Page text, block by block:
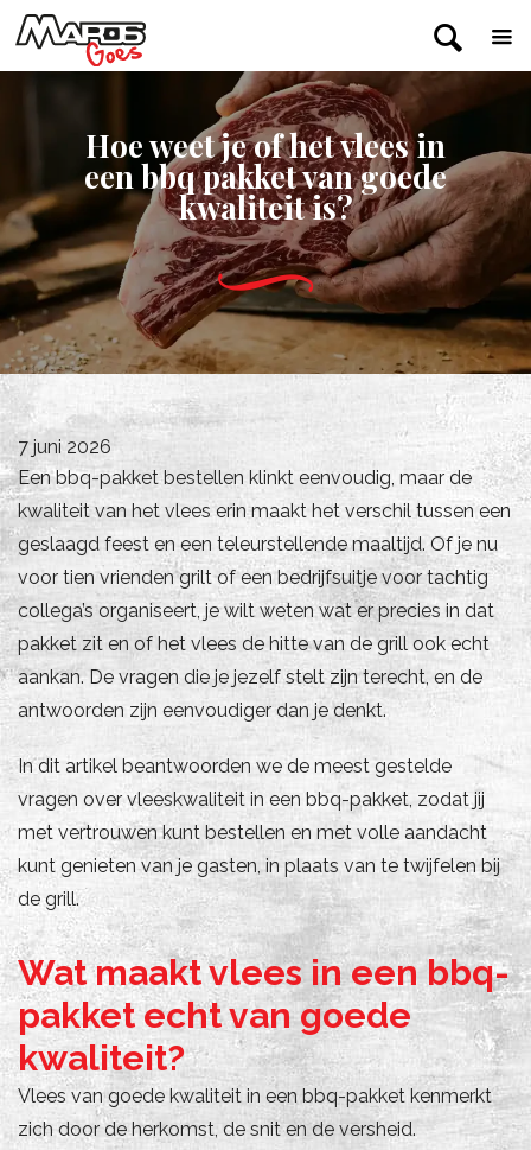
Hoe weet je of het vlees in
een bbq pakket van goede
kwaliteit is?
7 juni 2026
Een bbq-pakket bestellen klinkt eenvoudig, maar de
kwaliteit van het vlees erin maakt het verschil tussen een
geslaagd feest en een teleurstellende maaltijd. Of je nu
voor tien vrienden grilt of een bedrijfsuitje voor tachtig
collega’s organiseert, je wilt weten wat er precies in dat
pakket zit en of het vlees de hitte van de grill ook echt
aankan. De vragen die je jezelf stelt zijn terecht, en de
antwoorden zijn eenvoudiger dan je denkt.
In dit artikel beantwoorden we de meest gestelde
vragen over vleeskwaliteit in een bbq-pakket, zodat jij
met vertrouwen kunt bestellen en met volle aandacht
kunt genieten van je gasten, in plaats van te twijfelen bij
de grill.
Wat maakt vlees in een bbq-
pakket echt van goede
kwaliteit?
Vlees van goede kwaliteit in een bbq-pakket kenmerkt
zich door de herkomst, de snit en de versheid.